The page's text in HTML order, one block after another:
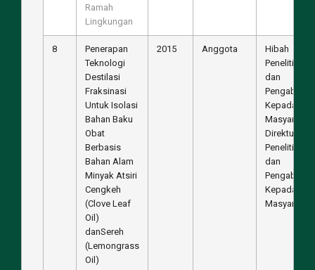
Ramah
Lingkungan
8
Penerapan
Teknologi
Destilasi
Fraksinasi
Untuk Isolasi
Bahan Baku
Obat
Berbasis
Bahan Alam
Minyak Atsiri
Cengkeh
(Clove Leaf
Oil)
danSereh
(Lemongrass
Oil)
2015 Anggota
Hibah
Penelitian
dan
Pengabdian
Kepada
Masyarakat,
Direktur
Penelitian
dan
Pengabdian
Kepada
Masyarakat